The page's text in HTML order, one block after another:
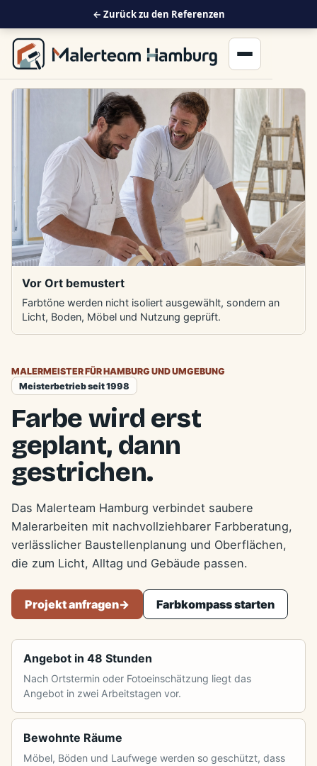
Menü öffnen
MALERMEISTER FÜR HAMBURG UND UMGEBUNG
Meisterbetrieb seit 1998
Farbe wird erst
geplant, dann
gestrichen.
Das Malerteam Hamburg verbindet saubere
Malerarbeiten mit nachvollziehbarer Farbberatung,
verlässlicher Baustellenplanung und Oberflächen,
die zum Licht, Alltag und Gebäude passen.
Projekt anfragen-> Farbkompass starten
Angebot in 48 Stunden
Nach Ortstermin oder Fotoeinschätzung liegt das
Angebot in zwei Arbeitstagen vor.
Bewohnte Räume
Möbel, Böden und Laufwege werden so geschützt, dass
Vor Ort bemustert
Farbtöne werden nicht isoliert ausgewählt, sondern an
Licht, Boden, Möbel und Nutzung geprüft.
← Zurück zu den Referenzen